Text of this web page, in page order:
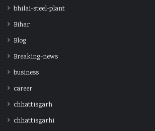
bhilai-steel-plant
Bihar
Blog
Breaking-news
business
career
chhattisgarh
chhattisgarhi